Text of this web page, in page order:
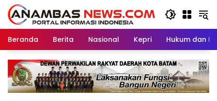
Langsung
konten
Beranda
Berita Nasional Kepri Hukum dan